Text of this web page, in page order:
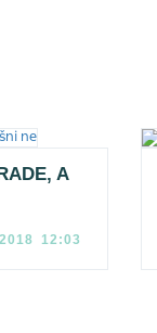
A
12:03